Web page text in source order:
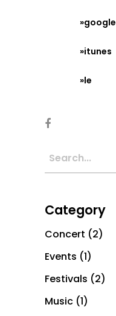
»google
»itunes
»le
Category
Concert (2)
Events (1)
Festivals (2)
Music (1)